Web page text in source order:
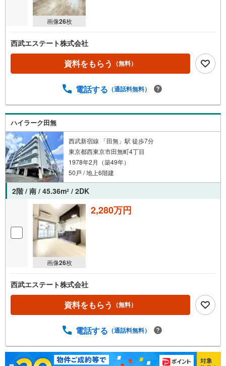
画像26枚
西武エステート株式会社
資料をもらう （無料）
電話する （通話料無料）
ハイラーク田無
西武新宿線 「田無」駅 徒歩7分
東京都西東京市田無町4丁目
1978年2月（築49年）
50戸 / 地上6階建
2階 / 南 / 45.36m2 / 2DK
画像26枚
2,280万円
西武エステート株式会社
資料をもらう （無料）
電話する （通話料無料）